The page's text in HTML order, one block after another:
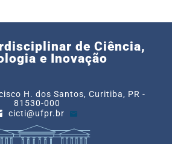
de Ciência,
e Inovação
H. dos Santos, Curitiba, PR -
81530-000
cicti@ufpr.br